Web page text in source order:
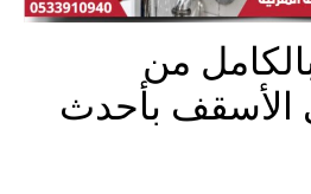
من
الأسقف بأحدث